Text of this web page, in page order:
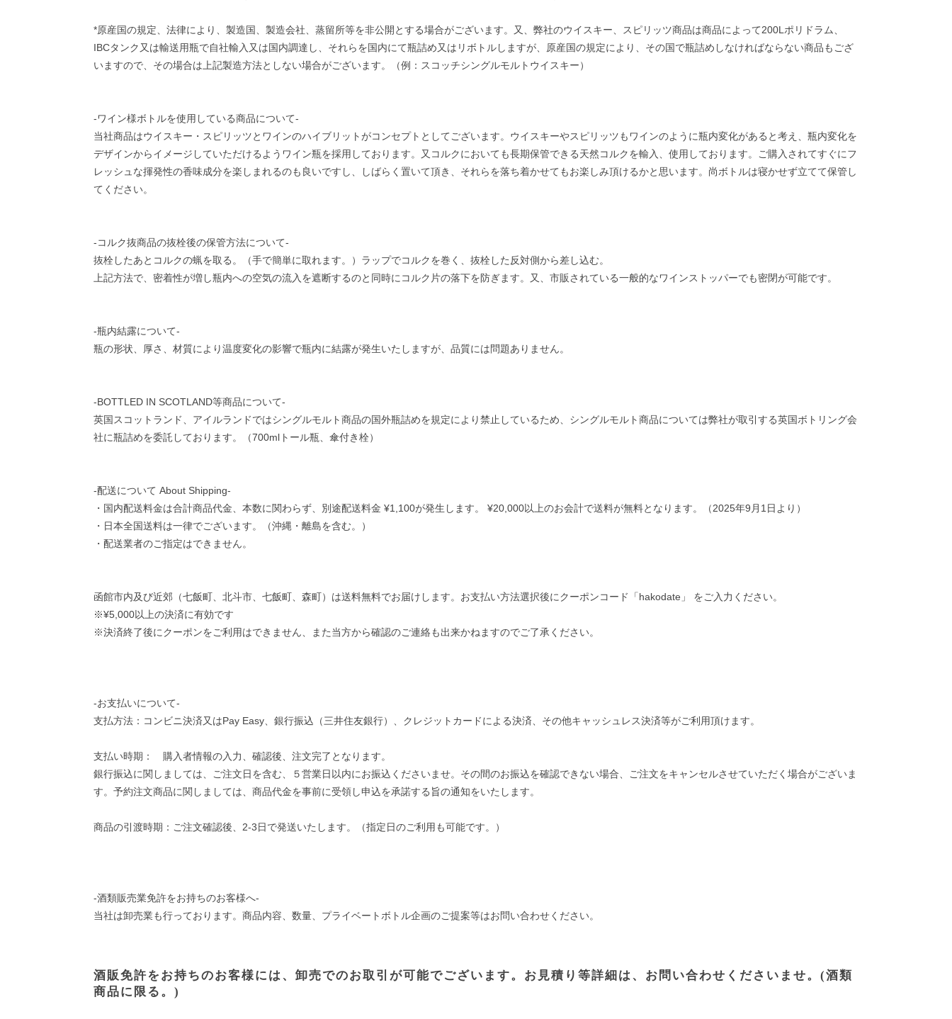
*原産国の規定、法律により、製造国、製造会社、蒸留所等を非公開とする場合がございます。又、弊社のウイスキー、スピリッツ商品は商品によって200Lポリドラム、
IBCタンク又は輸送用瓶で自社輸入又は国内調達し、それらを国内にて瓶詰め又はリボトルしますが、原産国の規定により、その国で瓶詰めしなければならない商品もござ
いますので、その場合は上記製造方法としない場合がございます。（例：スコッチシングルモルトウイスキー）
-ワイン様ボトルを使用している商品について-
当社商品はウイスキー・スピリッツとワインのハイブリットがコンセプトとしてございます。ウイスキーやスピリッツもワインのように瓶内変化があると考え、瓶内変化を
デザインからイメージしていただけるようワイン瓶を採用しております。又コルクにおいても長期保管できる天然コルクを輸入、使用しております。ご購入されてすぐにフ
レッシュな揮発性の香味成分を楽しまれるのも良いですし、しばらく置いて頂き、それらを落ち着かせてもお楽しみ頂けるかと思います。尚ボトルは寝かせず立てて保管し
てください。
-コルク抜商品の抜栓後の保管方法について-
抜栓したあとコルクの蝋を取る。（手で簡単に取れます。）ラップでコルクを巻く、抜栓した反対側から差し込む。
上記方法で、密着性が増し瓶内への空気の流入を遮断するのと同時にコルク片の落下を防ぎます。又、市販されている一般的なワインストッパーでも密閉が可能です。
-瓶内結露について-
瓶の形状、厚さ、材質により温度変化の影響で瓶内に結露が発生いたしますが、品質には問題ありません。
-BOTTLED IN SCOTLAND等商品について-
英国スコットランド、アイルランドではシングルモルト商品の国外瓶詰めを規定により禁止しているため、シングルモルト商品については弊社が取引する英国ボトリング会
社に瓶詰めを委託しております。（700mlトール瓶、傘付き栓）
-配送について About Shipping-
・国内配送料金は合計商品代金、本数に関わらず、別途配送料金 ¥1,100が発生します。 ¥20,000以上のお会計で送料が無料となります。（2025年9月1日より）
・日本全国送料は一律でございます。（沖縄・離島を含む。）
・配送業者のご指定はできません。
函館市内及び近郊（七飯町、北斗市、七飯町、森町）は送料無料でお届けします。お支払い方法選択後にクーポンコード「hakodate」 をご入力ください。
※¥5,000以上の決済に有効です
※決済終了後にクーポンをご利用はできません、また当方から確認のご連絡も出来かねますのでご了承ください。
-お支払いについて-
支払方法：コンビニ決済又はPay Easy、銀行振込（三井住友銀行）、クレジットカードによる決済、その他キャッシュレス決済等がご利用頂けます。
支払い時期： 購入者情報の入力、確認後、注文完了となります。
銀行振込に関しましては、ご注文日を含む、５営業日以内にお振込くださいませ。その間のお振込を確認できない場合、ご注文をキャンセルさせていただく場合がございま
す。予約注文商品に関しましては、商品代金を事前に受領し申込を承諾する旨の通知をいたします。
商品の引渡時期：ご注文確認後、2-3日で発送いたします。（指定日のご利用も可能です。）
-酒類販売業免許をお持ちのお客様へ-
当社は卸売業も行っております。商品内容、数量、プライベートボトル企画のご提案等はお問い合わせください。
酒販免許をお持ちのお客様には、卸売でのお取引が可能でございます。お見積り等詳細は、お問い合わせくださいませ。(酒類
商品に限る。)